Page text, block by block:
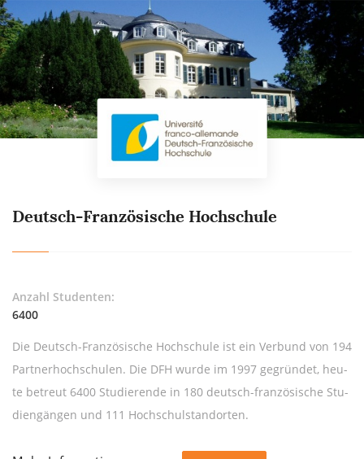
Deutsch-Französische Hochschule
Anzahl Studenten:
6400
Die Deutsch-Fran­zö­si­sche Hoch­schu­le ist ein Ver­bund von 194
Part­ner­hoch­schu­len. Die DFH wur­de im 1997 ge­grün­det, heu­
te be­treut 6400 Stu­die­ren­de in 180 deutsch-fran­zö­si­sche Stu­
di­en­gän­gen und 111 Hoch­schul­stand­or­ten.